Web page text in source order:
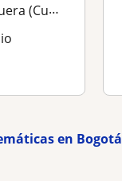
Soacha
en Bogotá